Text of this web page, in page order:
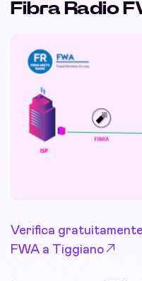
Fibra Radio
Verifica
FWA a Tiggiano